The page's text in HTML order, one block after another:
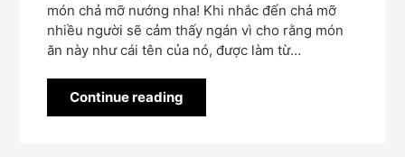
món chả mỡ nướng nha! Khi nhắc đến chả mỡ
nhiều người sẽ cảm thấy ngán vì cho rằng món
ăn này như cái tên của nó, được làm từ…
Continue reading